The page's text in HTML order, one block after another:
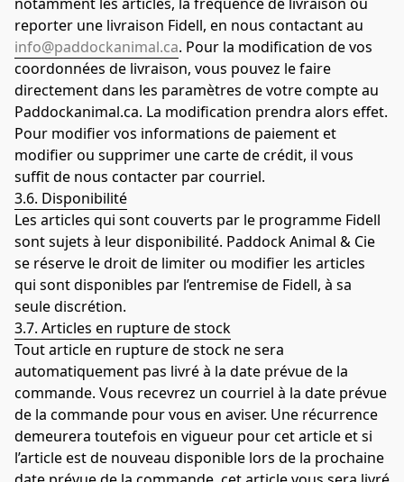
info@paddockanimal.ca. Pour la modification de vos
coordonnées de livraison, vous pouvez le faire
directement dans les paramètres de votre compte au
Paddockanimal.ca. La modification prendra alors effet.
Pour modifier vos informations de paiement et
modifier ou supprimer une carte de crédit, il vous
suffit de nous contacter par courriel.
3.6. Disponibilité
Les articles qui sont couverts par le programme Fidell
sont sujets à leur disponibilité. Paddock Animal & Cie
se réserve le droit de limiter ou modifier les articles
qui sont disponibles par l’entremise de Fidell, à sa
seule discrétion.
3.7. Articles en rupture de stock
Tout article en rupture de stock ne sera
automatiquement pas livré à la date prévue de la
commande. Vous recevrez un courriel à la date prévue
de la commande pour vous en aviser. Une récurrence
demeurera toutefois en vigueur pour cet article et si
l’article est de nouveau disponible lors de la prochaine